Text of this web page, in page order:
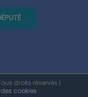
droits réservés |